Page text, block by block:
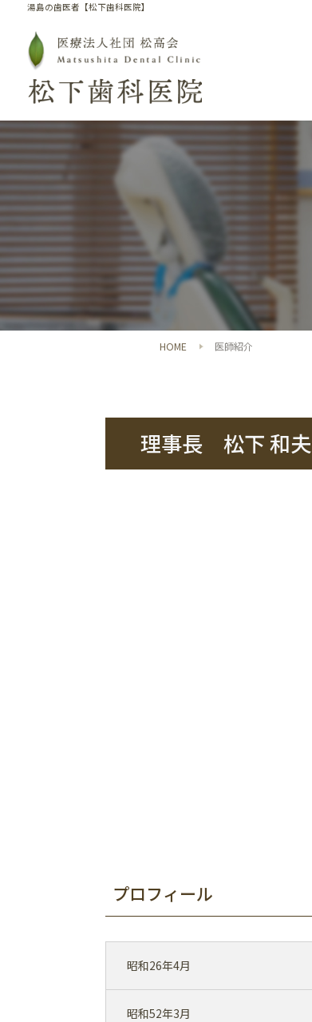
湯島の歯医者【松下歯科医院】
HOME 医師紹介
理事長 松下 和夫
プロフィール
昭和26年4月
昭和52年3月